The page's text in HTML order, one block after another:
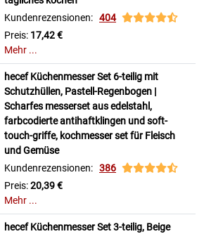
Kundenrezensionen: 404
Preis: 17,42 €
Mehr ...
hecef Küchenmesser Set 6-teilig mit
Schutzhüllen, Pastell-Regenbogen |
Scharfes messerset aus edelstahl,
farbcodierte antihaftklingen und soft-
touch-griffe, kochmesser set für Fleisch
und Gemüse
Kundenrezensionen: 386
Preis:20,39 €
Mehr ...
hecef Küchenmesser Set 3-teilig, Beige